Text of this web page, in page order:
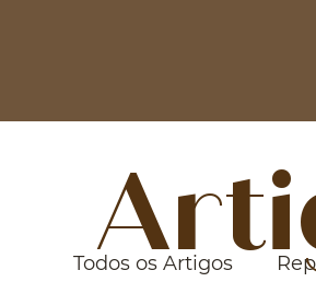
Todos os Artigos